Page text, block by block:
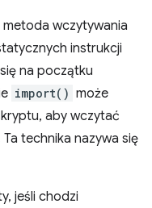
wczytywania
instrukcji
na początku
import() może
aby wczytać
technika nazywa się
jeśli chodzi